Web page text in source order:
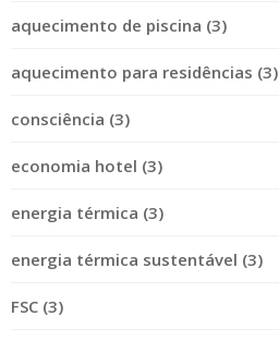
aquecimento de piscina (3)
aquecimento para residências (3)
consciência (3)
economia hotel (3)
energia térmica (3)
energia térmica sustentável (3)
FSC (3)